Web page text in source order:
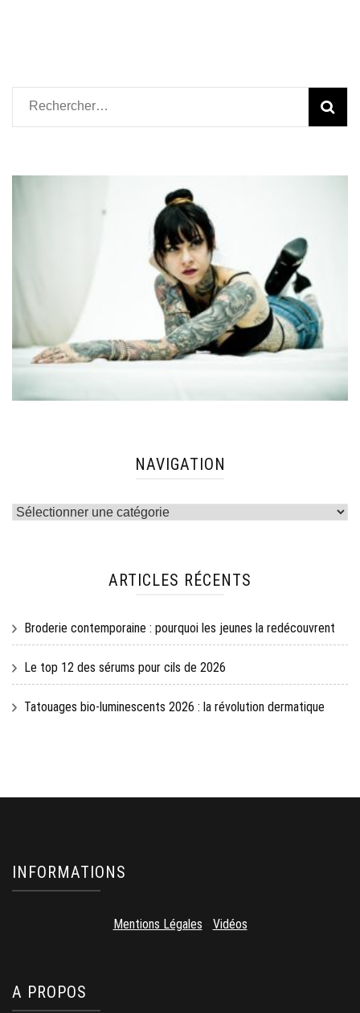
Rechercher :
NAVIGATION
Navigation
ARTICLES RÉCENTS
Broderie contemporaine : pourquoi les jeunes la redécouvrent
Le top 12 des sérums pour cils de 2026
Tatouages bio-luminescents 2026 : la révolution dermatique
INFORMATIONS
Mentions Légales Vidéos
A PROPOS